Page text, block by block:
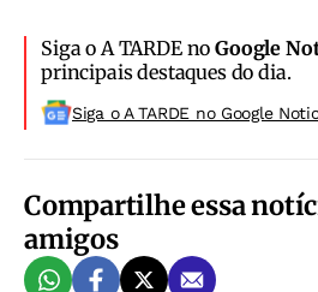
Siga o A TARDE noGoogle
principais destaques do dia.
Siga o A TARDE no Google
Compartilhe essa
amigos